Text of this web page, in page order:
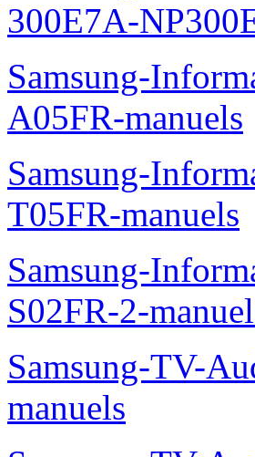
300E7A-
Samsung-
A05FR-manuels
Samsung-
T05FR-manuels
Samsung-
S02FR-2-
Samsung-TV-
manuels